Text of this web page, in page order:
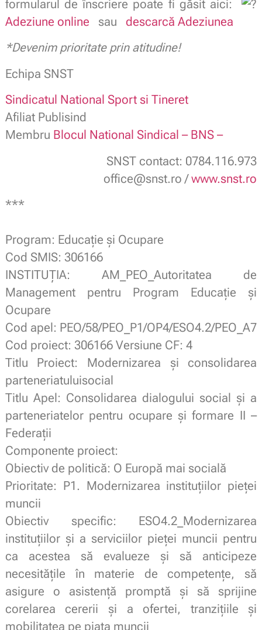
formularul de înscriere poate fi găsit aici:
Adeziune online sau descarcă Adeziunea
*Devenim prioritate prin atitudine!
Echipa SNST
Sindicatul National Sport si Tineret
Afiliat Publisind
Membru Blocul National Sindical – BNS –
SNST contact: 0784.116.973
office@snst.ro /www.snst.ro
***
Program: Educație și Ocupare
Cod SMIS: 306166
INSTITUȚIA: AM_PEO_Autoritatea de
Management pentru Program Educație și
Ocupare
Cod apel: PEO/58/PEO_P1/OP4/ESO4.2/PEO_A7
Cod proiect: 306166 Versiune CF: 4
Titlu Proiect: Modernizarea și consolidarea
parteneriatuluisocial
Titlu Apel: Consolidarea dialogului social și a
parteneriatelor pentru ocupare și formare II –
Federații
Componente proiect:
Obiectiv de politică: O Europă mai socială
Prioritate: P1. Modernizarea instituțiilor pieței
muncii
Obiectiv specific: ESO4.2_Modernizarea
instituțiilor și a serviciilor pieței muncii pentru
ca acestea să evalueze și să anticipeze
necesitățile în materie de competențe, să
asigure o asistență promptă și să sprijine
corelarea cererii și a ofertei, tranzițiile și
mobilitatea pe piața muncii